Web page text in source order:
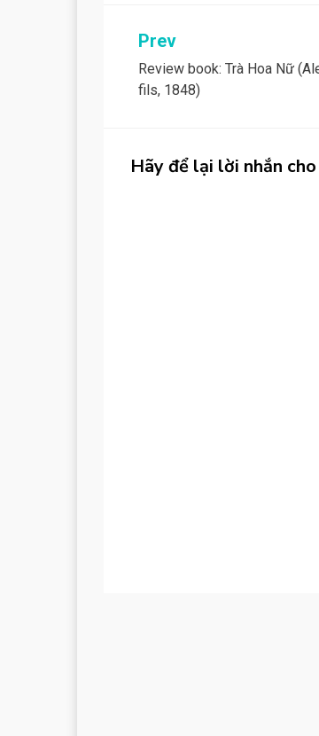
Post
navigation
Prev
Review book: Trà Hoa Nữ
fils, 1848)
Hãy để lại lời nhắn